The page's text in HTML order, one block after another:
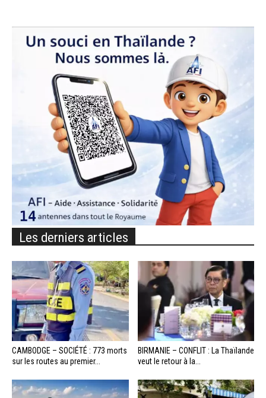
Les derniers articles
CAMBODGE – SOCIÉTÉ : 773 morts
sur les routes au premier...
BIRMANIE – CONFLIT : La Thaïlande
veut le retour à la...